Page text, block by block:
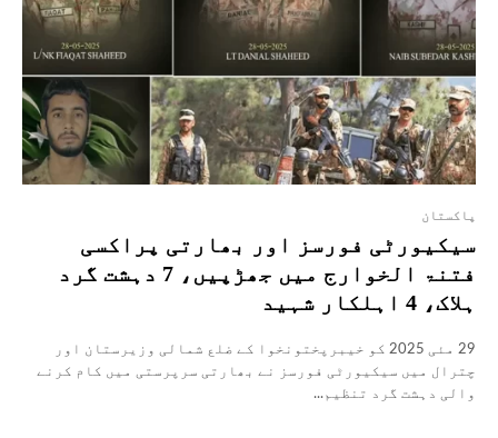
پاکستان
سیکیورٹی فورسز اور بھارتی پراکسی
فتنۃ الخوارج میں جھڑپیں، 7 دہشت گرد
ہلاک، 4 اہلکار شہید
29 مئی 2025 کو خیبرپختونخوا کے ضلع شمالی وزیرستان اور
چترال میں سیکیورٹی فورسز نے بھارتی سرپرستی میں کام کرنے
والی دہشت گرد تنظیم...